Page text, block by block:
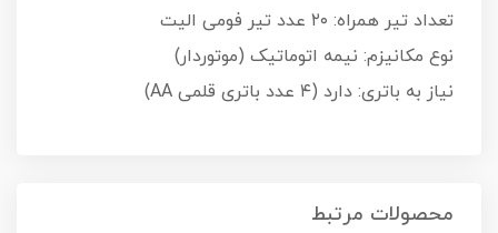
تعداد تیر همراه: ۲۰ عدد تیر فومی الیت
نوع مکانیزم: نیمه اتوماتیک (موتوردار)
نیاز به باتری: دارد (۴ عدد باتری قلمی AA)
محصولات مرتبط